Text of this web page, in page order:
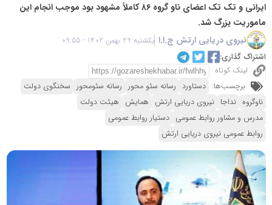
ایرانی و تک تک اعضای ناو گروه ۸۶ کاملاً مشهود بود موجب انجام این
ماموریت بزرگ شد.
نیروی دریایی ارتش ج.ا.ا یکشنبه 29 بهمن 1402 - 09:55
اشتراک گذاری:
لینک کوتاه
برچسب‌ها: دستاورد رسانه سئو محور رسانه سئومحور سخنگوی دولت
ناوگروه نداجا نیروی دریایی ارتش همایش هیئت دولت
مدرس و مشاور روابط عمومی دستیار روابط عمومی
روابط عمومی نیروی دریایی ارتش